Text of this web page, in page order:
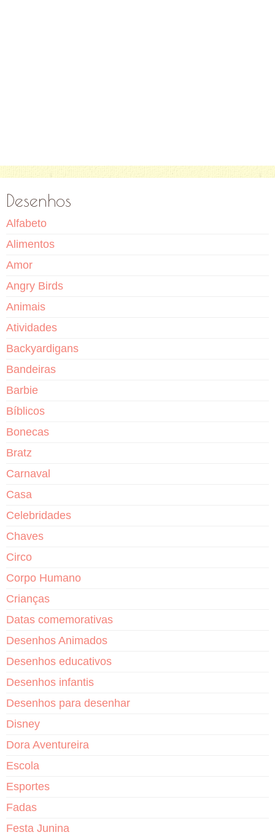
Desenhos
Alfabeto
Alimentos
Amor
Angry Birds
Animais
Atividades
Backyardigans
Bandeiras
Barbie
Bíblicos
Bonecas
Bratz
Carnaval
Casa
Celebridades
Chaves
Circo
Corpo Humano
Crianças
Datas comemorativas
Desenhos Animados
Desenhos educativos
Desenhos infantis
Desenhos para desenhar
Disney
Dora Aventureira
Escola
Esportes
Fadas
Festa Junina